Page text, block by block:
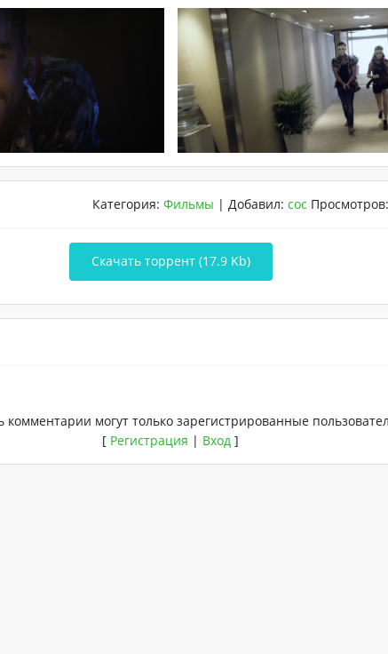
Категория: Фильмы | Добавил: coc Просмотров:
Скачать торрент (17.9 Kb)
комментарии могут только зарегистрированные
[ Регистрация | Вход ]